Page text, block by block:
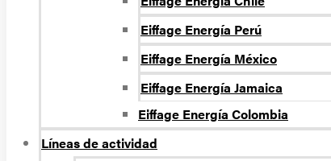
Eiffage Energía Perú
Eiffage Energía México
Eiffage Energía Jamaica
Eiffage Energía Colombia
Líneas de actividad